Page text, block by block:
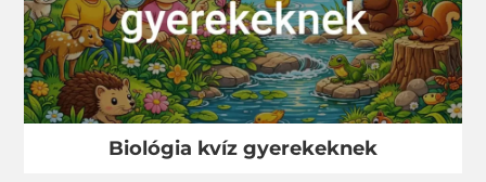
Biológia kvíz gyerekeknek